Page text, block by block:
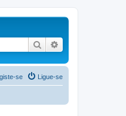
Pesquisar
Ligue-se
se